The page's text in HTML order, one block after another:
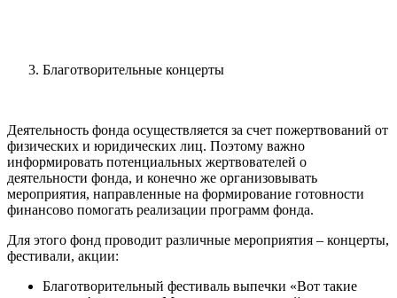
Благотворительные концерты
Деятельность фонда осуществляется за счет пожертвований от
физических и юридических лиц. Поэтому важно
информировать потенциальных жертвователей о
деятельности фонда, и конечно же организовывать
мероприятия, направленные на формирование готовности
финансово помогать реализации программ фонда.
Для этого фонд проводит различные мероприятия – концерты,
фестивали, акции:
Благотворительный фестиваль выпечки «Вот такие